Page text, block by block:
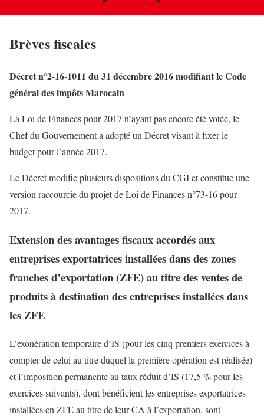
Brèves fiscales
Décret n°2-16-1011 du 31 décembre 2016 modifiant le Code
général des impôts Marocain
La Loi de Finances pour 2017 n’ayant pas encore été votée, le
Chef du Gouvernement a adopté un Décret visant à fixer le
budget pour l’année 2017.
Le Décret modifie plusieurs dispositions du CGI et constitue une
version raccourcie du projet de Loi de Finances n°73-16 pour
2017.
Extension des avantages fiscaux accordés aux
entreprises exportatrices installées dans des zones
franches d’exportation (ZFE) au titre des ventes de
produits à destination des entreprises installées dans
les ZFE
L’exonération temporaire d’IS (pour les cinq premiers exercices à
compter de celui au titre duquel la première opération est réalisée)
et l’imposition permanente au taux réduit d’IS (17,5 % pour les
exercices suivants), dont bénéficient les entreprises exportatrices
installées en ZFE au titre de leur CA à l’exportation, sont